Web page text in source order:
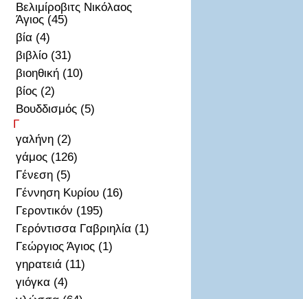
Βελιμίροβιτς Νικόλαος
Άγιος (45)
βία (4)
βιβλίο (31)
βιοηθική (10)
βίος (2)
Βουδδισμός (5)
Γ
γαλήνη (2)
γάμος (126)
Γένεση (5)
Γέννηση Κυρίου (16)
Γεροντικόν (195)
Γερόντισσα Γαβριηλία (1)
Γεώργιος Άγιος (1)
γηρατειά (11)
γιόγκα (4)